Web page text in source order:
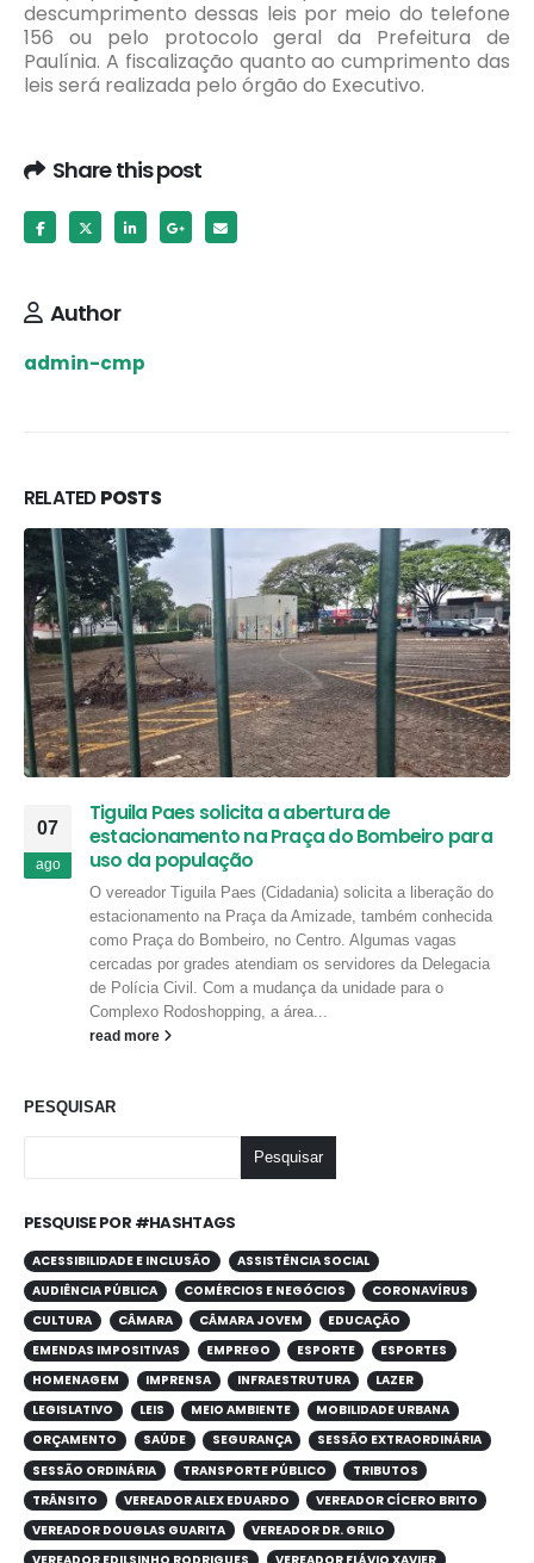
descumprimento dessas leis por meio do telefone
156 ou pelo protocolo geral da Prefeitura de
Paulínia. A fiscalização quanto ao cumprimento das
leis será realizada pelo órgão do Executivo.
Share this post
Author
admin-cmp
RELATEDPOSTS
07
ago
Tiguila Paes solicita a abertura de
estacionamento na Praça do Bombeiro para
uso da população
O vereador Tiguila Paes (Cidadania) solicita a liberação do
estacionamento na Praça da Amizade, também conhecida
como Praça do Bombeiro, no Centro. Algumas vagas
cercadas por grades atendiam os servidores da Delegacia
de Polícia Civil. Com a mudança da unidade para o
Complexo Rodoshopping, a área...
read more
PESQUISAR
Pesquisar
PESQUISE POR #HASHTAGS
ACESSIBILIDADE E INCLUSÃO
ASSISTÊNCIA SOCIAL
AUDIÊNCIA PÚBLICA
COMÉRCIOS E NEGÓCIOS
CORONAVÍRUS
CULTURA
CÂMARA CÂMARA JOVEM
EDUCAÇÃO
EMENDAS IMPOSITIVAS
EMPREGO ESPORTE
ESPORTES
HOMENAGEM
IMPRENSA INFRAESTRUTURA
LAZER
LEGISLATIVO
LEIS MEIO AMBIENTE
MOBILIDADE URBANA
ORÇAMENTO
SAÚDE SEGURANÇA
SESSÃO EXTRAORDINÁRIA
SESSÃO ORDINÁRIA
TRANSPORTE PÚBLICO
TRIBUTOS
TRÂNSITO
VEREADOR ALEX EDUARDO
VEREADOR CÍCERO BRITO
VEREADOR DOUGLAS GUARITA
VEREADOR DR. GRILO